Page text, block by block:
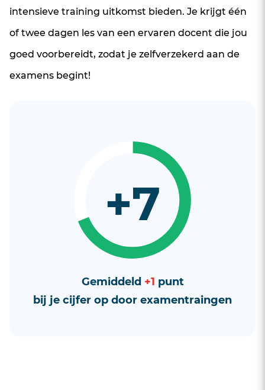
intensieve training uitkomst bieden. Je krijgt één
of twee dagen les van een ervaren docent die jou
goed voorbereidt, zodat je zelfverzekerd aan de
examens begint!
+7
Gemiddeld +1 punt
bij je cijfer op door examentraingen